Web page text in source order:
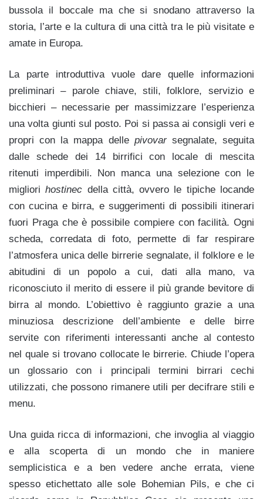
bussola il boccale ma che si snodano attraverso la
storia, l’arte e la cultura di una città tra le più visitate e
amate in Europa.
La parte introduttiva vuole dare quelle informazioni
preliminari – parole chiave, stili, folklore, servizio e
bicchieri – necessarie per massimizzare l’esperienza
una volta giunti sul posto. Poi si passa ai consigli veri e
propri con la mappa delle pivovarsegnalate, seguita
dalle schede dei 14 birrifici con locale di mescita
ritenuti imperdibili. Non manca una selezione con le
migliorihostinec della città, ovvero le tipiche locande
con cucina e birra, e suggerimenti di possibili itinerari
fuori Praga che è possibile compiere con facilità. Ogni
scheda, corredata di foto, permette di far respirare
l’atmosfera unica delle birrerie segnalate, il folklore e le
abitudini di un popolo a cui, dati alla mano, va
riconosciuto il merito di essere il più grande bevitore di
birra al mondo. L’obiettivo è raggiunto grazie a una
minuziosa descrizione dell’ambiente e delle birre
servite con riferimenti interessanti anche al contesto
nel quale si trovano collocate le birrerie. Chiude l’opera
un glossario con i principali termini birrari cechi
utilizzati, che possono rimanere utili per decifrare stili e
menu.
Una guida ricca di informazioni, che invoglia al viaggio
e alla scoperta di un mondo che in maniere
semplicistica e a ben vedere anche errata, viene
spesso etichettato alle sole Bohemian Pils, e che ci